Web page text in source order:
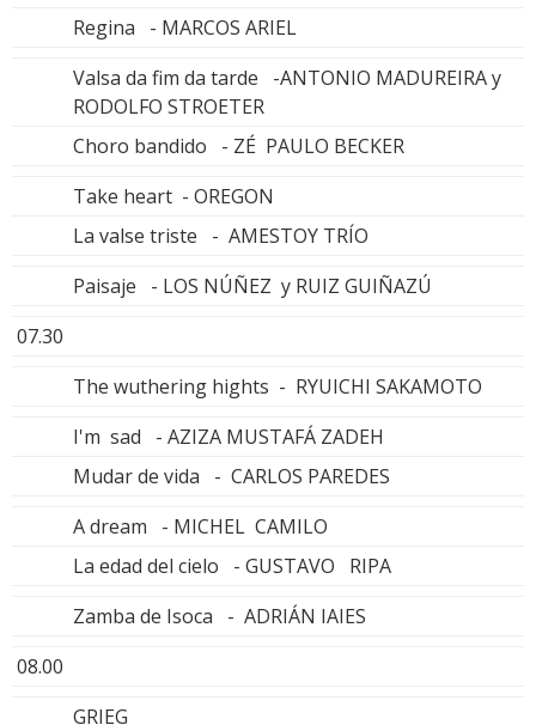
Regina - MARCOS ARIEL
Valsa da fim da tarde -ANTONIO MADUREIRA y
RODOLFO STROETER
Choro bandido - ZÉ PAULO BECKER
Take heart - OREGON
La valse triste - AMESTOY TRÍO
Paisaje - LOS NÚÑEZ y RUIZ GUIÑAZÚ
07.30
The wuthering hights - RYUICHI SAKAMOTO
I'm sad - AZIZA MUSTAFÁ ZADEH
Mudar de vida - CARLOS PAREDES
A dream - MICHEL CAMILO
La edad del cielo - GUSTAVO RIPA
Zamba de Isoca - ADRIÁN IAIES
08.00
GRIEG